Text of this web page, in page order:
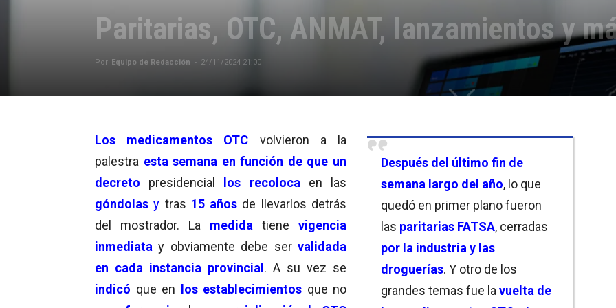
Paritarias, OTC, ANMAT, lanzamientos y
Por Equipo de Redacción - 24/11/2024 21:00
Después del último fin de
semana largo del año, lo que
quedó en primer plano fueron
las paritarias FATSA, cerradas
por la industria y las
droguerías. Y otro de los
grandes temas fue la vuelta de
Los medicamentos OTC volvieron a la
palestra esta semana en función de que un
decreto presidencial los recoloca
en las
góndolas y tras 15 años de llevarlos detrás
del mostrador. La medida tiene vigencia
inmediata y obviamente debe ser validada
en cada instancia provincial. A su vez se
indicó que en los establecimientos que no